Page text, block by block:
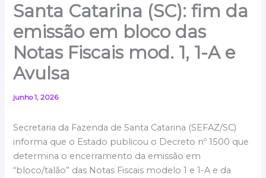
Santa Catarina (SC): fim da
emissão em bloco das
Notas Fiscais mod. 1, 1-A e
Avulsa
junho 1, 2026
Secretaria da Fazenda de Santa Catarina (SEFAZ/SC)
informa que o Estado publicou o Decreto nº 1500 que
determina o encerramento da emissão em
“bloco/talão” das Notas Fiscais modelo 1 e 1-A e da